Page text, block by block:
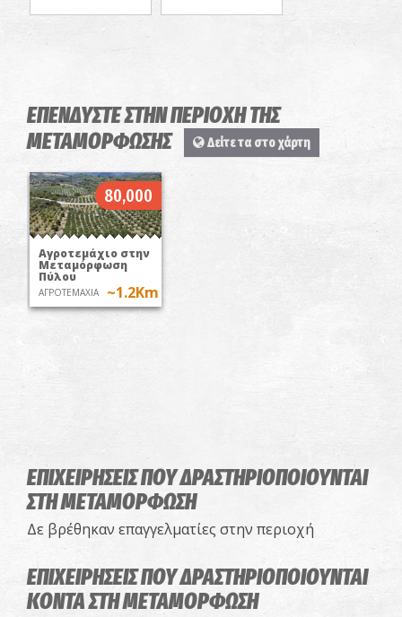
ΕΠΕΝΔΥΣΤΕ ΣΤΗΝ ΠΕΡΙΟΧΗ ΤΗΣ
ΜΕΤΑΜΟΡΦΩΣΗΣ
Δείτε τα στο χάρτη
80,000
Αγροτεμάχιο στην
Μεταμόρφωση
Πύλου
ΑΓΡΟΤΕΜΑΧΙΑ ~1.2Km
ΕΠΙΧΕΙΡΗΣΕΙΣ ΠΟΥ ΔΡΑΣΤΗΡΙΟΠΟΙΟΥΝΤΑΙ
ΣΤΗ ΜΕΤΑΜΟΡΦΩΣΗ
Δε βρέθηκαν επαγγελματίες στην περιοχή
ΕΠΙΧΕΙΡΗΣΕΙΣ ΠΟΥ ΔΡΑΣΤΗΡΙΟΠΟΙΟΥΝΤΑΙ
ΚΟΝΤΑ ΣΤΗ ΜΕΤΑΜΟΡΦΩΣΗ